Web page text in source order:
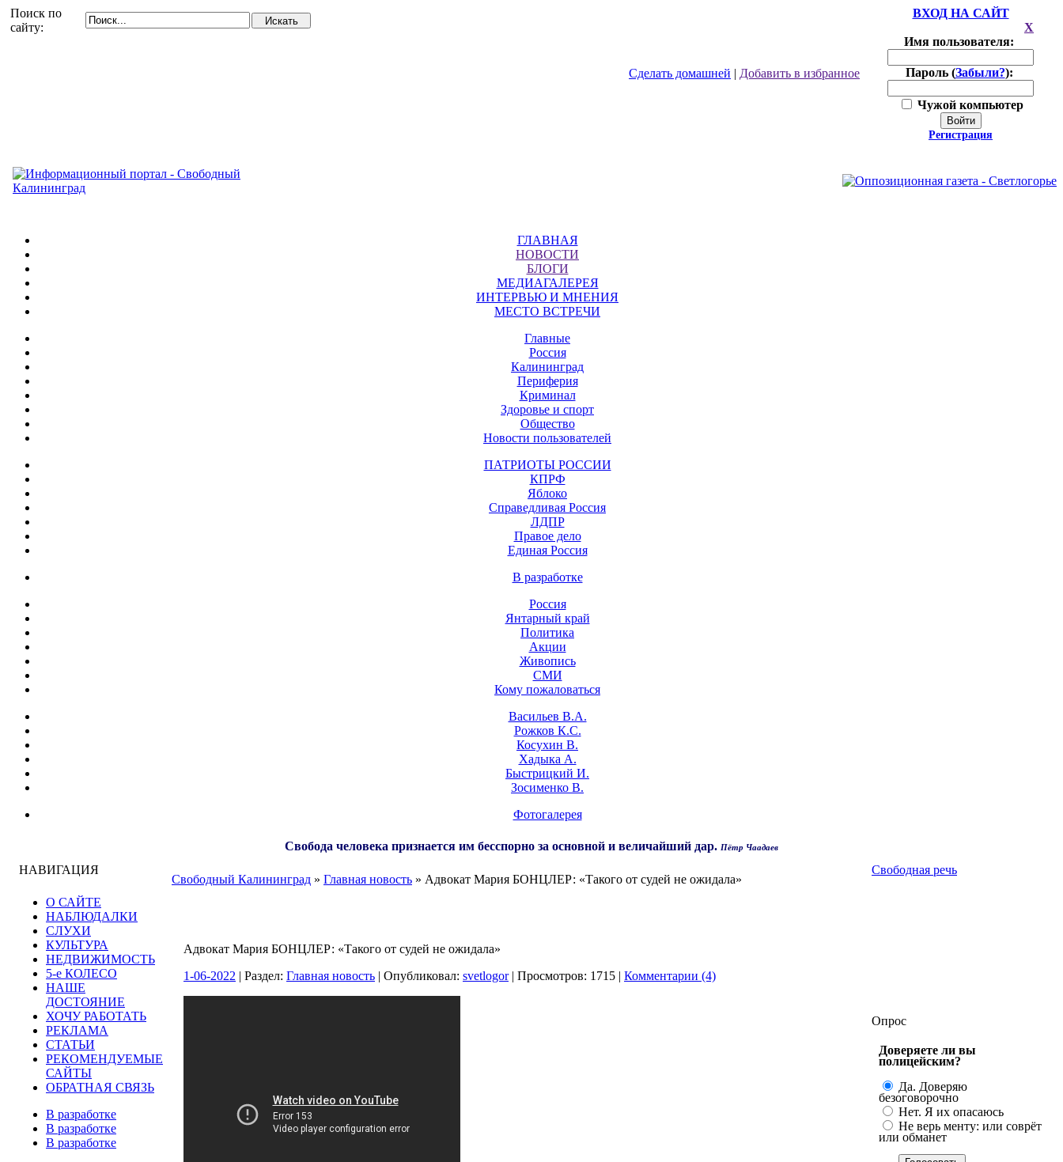
Поиск по
сайту:
Сделать домашней | Добавить в избранное
ВХОД НА САЙТ
X
Имя пользователя:
Пароль (Забыли?):
Чужой компьютер
Войти
Регистрация
ГЛАВНАЯ
НОВОСТИ
БЛОГИ
МЕДИАГАЛЕРЕЯ
ИНТЕРВЬЮ И МНЕНИЯ
МЕСТО ВСТРЕЧИ
Главные
Россия
Калининград
Периферия
Криминал
Здоровье и спорт
Общество
Новости пользователей
ПАТРИОТЫ РОССИИ
КПРФ
Яблоко
Справедливая Россия
ЛДПР
Правое дело
Единая Россия
В разработке
Россия
Янтарный край
Политика
Акции
Живопись
СМИ
Кому пожаловаться
Васильев В.А.
Рожков К.С.
Косухин В.
Хадыка А.
Быстрицкий И.
Зосименко В.
Фотогалерея
Свобода человека признается им бесспорно за основной и величайший дар. Пётр Чаадаев
НАВИГАЦИЯ
О САЙТЕ
НАБЛЮДАЛКИ
СЛУХИ
КУЛЬТУРА
НЕДВИЖИМОСТЬ
5-е КОЛЕСО
НАШЕ
ДОСТОЯНИЕ
ХОЧУ РАБОТАТЬ
РЕКЛАМА
СТАТЬИ
РЕКОМЕНДУЕМЫЕ
САЙТЫ
ОБРАТНАЯ СВЯЗЬ
В разработке
В разработке
В разработке
Свободный Калининград » Главная новость » Адвокат Мария БОНЦЛЕР: «Такого от судей не ожидала»
Адвокат Мария БОНЦЛЕР: «Такого от судей не ожидала»
1-06-2022 | Раздел: Главная новость | Опубликовал: svetlogor| Просмотров: 1715 | Комментарии (4)
Свободная речь
Опрос
Доверяете ли вы
полицейским?
Да. Доверяю
безоговорочно
Нет. Я их опасаюсь
Не верь менту: или соврёт
или обманет